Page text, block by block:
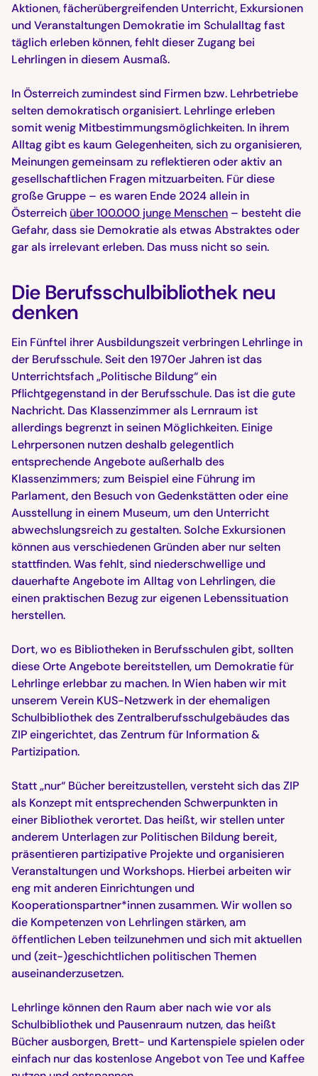
Aktionen, fächerübergreifenden Unterricht, Exkursionen
und Veranstaltungen Demokratie im Schulalltag fast
täglich erleben können, fehlt dieser Zugang bei
Lehrlingen in diesem Ausmaß.
In Österreich zumindest sind Firmen bzw. Lehrbetriebe
selten demokratisch organisiert. Lehrlinge erleben
somit wenig Mitbestimmungsmöglichkeiten. In ihrem
Alltag gibt es kaum Gelegenheiten, sich zu organisieren,
Meinungen gemeinsam zu reflektieren oder aktiv an
gesellschaftlichen Fragen mitzuarbeiten. Für diese
große Gruppe – es waren Ende 2024 allein in
Österreich über 100.000 junge Menschen – besteht die
Gefahr, dass sie Demokratie als etwas Abstraktes oder
gar als irrelevant erleben. Das muss nicht so sein.
Die Berufsschulbibliothek neu
denken
Ein Fünftel ihrer Ausbildungszeit verbringen Lehrlinge in
der Berufsschule. Seit den 1970er Jahren ist das
Unterrichtsfach „Politische Bildung“ ein
Pflichtgegenstand in der Berufsschule. Das ist die gute
Nachricht. Das Klassenzimmer als Lernraum ist
allerdings begrenzt in seinen Möglichkeiten. Einige
Lehrpersonen nutzen deshalb gelegentlich
entsprechende Angebote außerhalb des
Klassenzimmers; zum Beispiel eine Führung im
Parlament, den Besuch von Gedenkstätten oder eine
Ausstellung in einem Museum, um den Unterricht
abwechslungsreich zu gestalten. Solche Exkursionen
können aus verschiedenen Gründen aber nur selten
stattfinden. Was fehlt, sind niederschwellige und
dauerhafte Angebote im Alltag von Lehrlingen, die
einen praktischen Bezug zur eigenen Lebenssituation
herstellen.
Dort, wo es Bibliotheken in Berufsschulen gibt, sollten
diese Orte Angebote bereitstellen, um Demokratie für
Lehrlinge erlebbar zu machen. In Wien haben wir mit
unserem Verein KUS-Netzwerk in der ehemaligen
Schulbibliothek des Zentralberufsschulgebäudes das
ZIP eingerichtet, das Zentrum für Information &
Partizipation.
Statt „nur“ Bücher bereitzustellen, versteht sich das ZIP
als Konzept mit entsprechenden Schwerpunkten in
einer Bibliothek verortet. Das heißt, wir stellen unter
anderem Unterlagen zur Politischen Bildung bereit,
präsentieren partizipative Projekte und organisieren
Veranstaltungen und Workshops. Hierbei arbeiten wir
eng mit anderen Einrichtungen und
Kooperationspartner*innen zusammen. Wir wollen so
die Kompetenzen von Lehrlingen stärken, am
öffentlichen Leben teilzunehmen und sich mit aktuellen
und (zeit-)geschichtlichen politischen Themen
auseinanderzusetzen.
Lehrlinge können den Raum aber nach wie vor als
Schulbibliothek und Pausenraum nutzen, das heißt
Bücher ausborgen, Brett- und Kartenspiele spielen oder
einfach nur das kostenlose Angebot von Tee und Kaffee